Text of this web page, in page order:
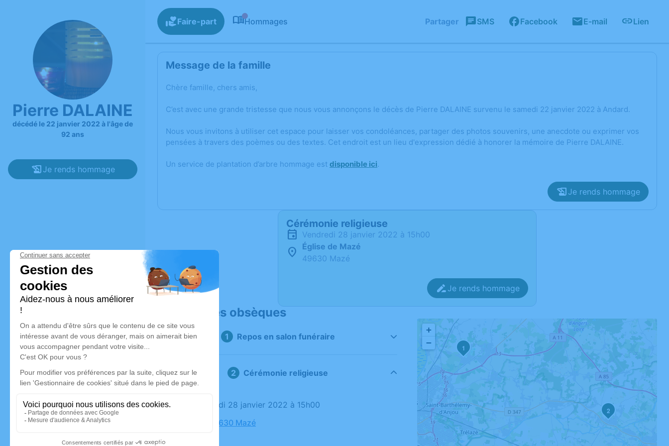
Pierre DALAINE
décédé le 22 janvier 2022 à l'âge de
92 ans
Je rends hommage
Faire-part Hommages Partager SMS Facebook E-mail Lien
Message de la famille
Chère famille, chers amis,
C’est avec une grande tristesse que nous vous annonçons le décès de Pierre DALAINE survenu le samedi 22 janvier 2022 à Andard.
Nous vous invitons à utiliser cet espace pour laisser vos condoléances, partager des photos souvenirs, une anecdote ou exprimer vos
pensées à travers des poèmes ou des textes. Cet endroit est un lieu d'expression dédié à honorer la mémoire de Pierre DALAINE.
Un service de plantation d’arbre hommage est disponible ici.
Je rends hommage
Cérémonie religieuse
vendredi 28 janvier 2022 à 15h00
Église de Mazé
49630 Mazé
Je rends hommage
Déroulé des obsèques
Repos en salon funéraire
Cérémonie religieuse
Le vendredi 28 janvier 2022 à 15h00
Église, 49630 Mazé
1
2
+
−